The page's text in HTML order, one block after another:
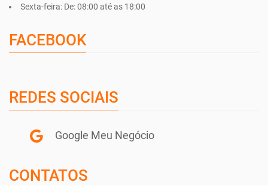
Sexta-feira: De: 08:00 até as 18:00
FACEBOOK
REDES SOCIAIS
Google Meu Negócio
CONTATOS